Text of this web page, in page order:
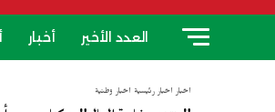
العدد الأخير أخبار
أخبار أخبار رئيسية أخبار وطنية